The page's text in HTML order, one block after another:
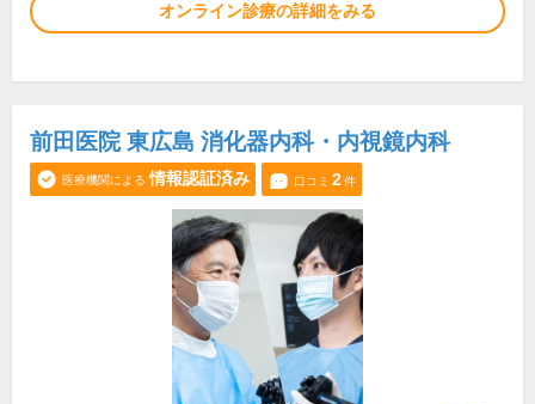
オンライン診療の詳細をみる
前田医院 東広島 消化器内科・内視鏡内科
医療機関による 情報認証済み 口コミ 2件